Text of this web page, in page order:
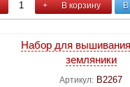
+ В корзину В
Набор для
земляники
Артикул: B2267